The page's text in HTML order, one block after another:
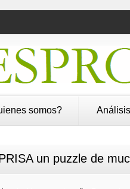
somos? Análisis
un puzzle de